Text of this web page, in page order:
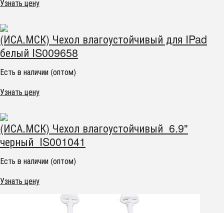
Узнать цену
(ИСА.МСК) Чехол влагоустойчивый для IPad
белый IS009658
Есть в наличии (оптом)
Узнать цену
(ИСА.МСК) Чехол влагоустойчивый 6.9"
черный IS001041
Есть в наличии (оптом)
Узнать цену